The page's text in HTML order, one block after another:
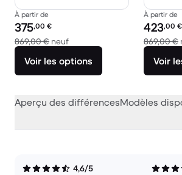
À partir de
Prix reconditionné :
375,00 €
869,00 € neufcontre 869,00 € neuf
Voir les options
À partir de
Prix
423,00 €
869,00 €
Voir
Aperçu des différencesModèles
4,6/5